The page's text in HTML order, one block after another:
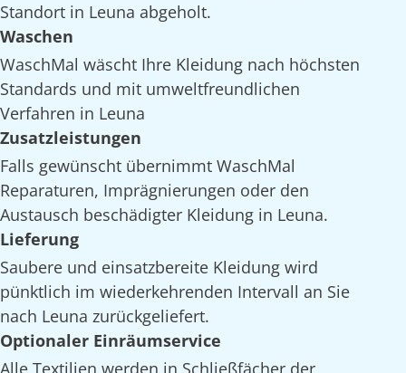
Standort in Leuna abgeholt.
Waschen
WaschMal wäscht Ihre Kleidung nach höchsten
Standards und mit umweltfreundlichen
Verfahren in Leuna
Zusatzleistungen
Falls gewünscht übernimmt WaschMal
Reparaturen, Imprägnierungen oder den
Austausch beschädigter Kleidung in Leuna.
Lieferung
Saubere und einsatzbereite Kleidung wird
pünktlich im wiederkehrenden Intervall an Sie
nach Leuna zurückgeliefert.
Optionaler Einräumservice